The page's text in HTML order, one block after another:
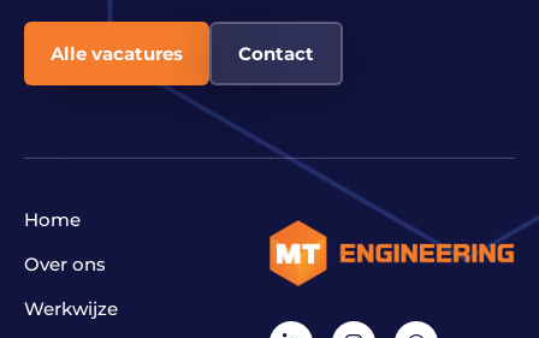
Alle vacatures Contact
Home
Over ons
Werkwijze